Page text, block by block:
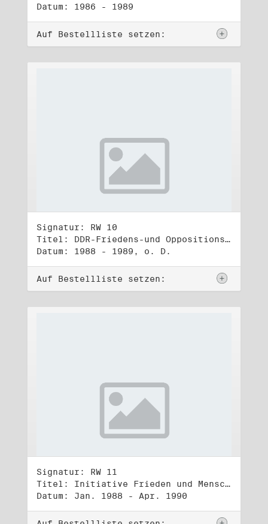
Datum: 1986 - 1989
Auf Bestellliste setzen:
Signatur: RW 10
Titel: DDR-Friedens-und Oppositionsbewegung (3)
Datum: 1988 - 1989, o. D.
Auf Bestellliste setzen:
Signatur: RW 11
Titel: Initiative Frieden und Menschenrechte (1)
Datum: Jan. 1988 - Apr. 1990